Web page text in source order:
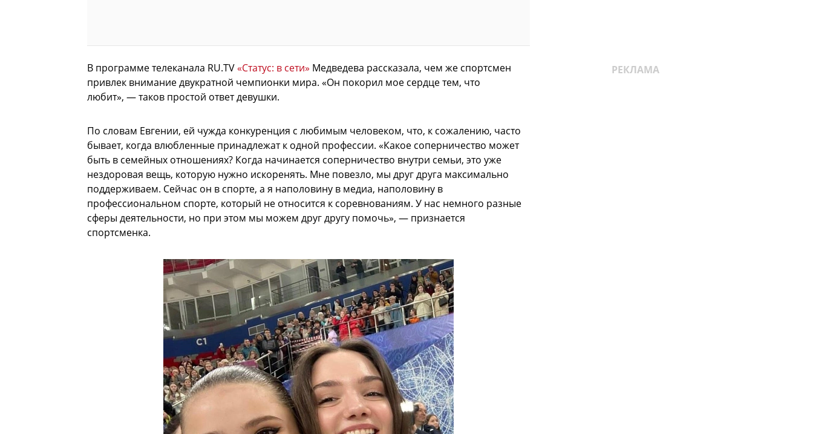
В программе телеканала RU.TV«Статус: в сети» Медведева рассказала, чем же спортсмен
привлек внимание двукратной чемпионки мира. «Он покорил мое сердце тем, что
любит», — таков простой ответ девушки.
По словам Евгении, ей чужда конкуренция с любимым человеком, что, к сожалению, часто
бывает, когда влюбленные принадлежат к одной профессии. «Какое соперничество может
быть в семейных отношениях? Когда начинается соперничество внутри семьи, это уже
нездоровая вещь, которую нужно искоренять. Мне повезло, мы друг друга максимально
поддерживаем. Сейчас он в спорте, а я наполовину в медиа, наполовину в
профессиональном спорте, который не относится к соревнованиям. У нас немного разные
сферы деятельности, но при этом мы можем друг другу помочь», — признается
спортсменка.